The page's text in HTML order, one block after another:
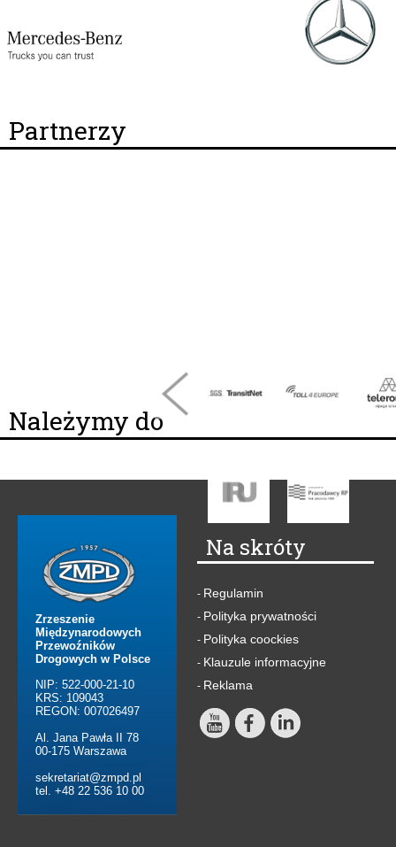
Partnerzy
Należymy do
Zrzeszenie
Międzynarodowych
Przewoźników
Drogowych w Polsce
NIP: 522-000-21-10
KRS: 109043
REGON: 007026497
Al. Jana Pawła II 78
00-175 Warszawa
sekretariat@zmpd.pl
tel. +48 22 536 10 00
Na skróty
- Regulamin
- Polityka prywatności
- Polityka coockies
- Klauzule informacyjne
- Reklama